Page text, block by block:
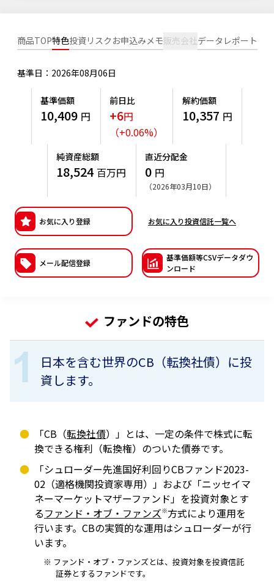
有価証券届出書の効力の発生の有無について
リーズ
確定拠出年金について
確定拠出年金制度について
確定拠出年金での商品の選び方について
お問い合わせ
よくあるご質問
投資の教室
サステナビリティ経営基本方針
サステナビリティ推進体制
ニッセイアセットの重要課題
サステナビリティへの取り組み
サステナブル投資
議決権行使について
公式キャラクターのご紹介
検索したいキーワードを入力してください。
資産形成はじめるなら
商品TOP特色投資リスク お申込みメモ販売会社データ レポート
基準日：2026年08月06日
基準価額
10,409 円
前日比
+6円
（+0.06%）
解約価額
10,357 円
純資産総額
18,524 百万円
直近分配金
0 円
（2026年03月10日）
お気に入り登録 お気に入り投資信託一覧へ
メール配信登録
基準価額等CSVデータダウ
ンロード
ファンドの特色
日本を含む世界のCB（転換社債）に投
資します。
「CB（転換社債）」とは、一定の条件で株式に転
換できる権利（転換権）のついた債券です。
「シュローダー先進国好利回りCBファンド2023-
02（適格機関投資家専用）」および「ニッセイマ
ネーマーケットマザーファンド」を投資対象とす
るファンド・オブ・ファンズ※方式により運用を
行います。CBの実質的な運用はシュローダーが行
います。
ファンド・オブ・ファンズとは、投資対象を投資信託
証券とするファンドです。